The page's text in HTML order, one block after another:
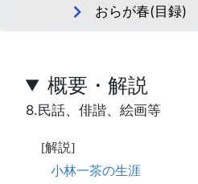
おらが春(目録)
概要・解説
8.民話、俳諧、絵画等